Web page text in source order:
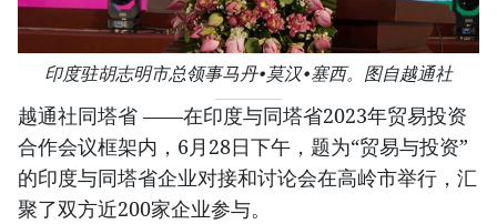
印度驻胡志明市总领事马丹•莫汉•塞西。图自越通社
越通社同塔省 ——在印度与同塔省2023年贸易投资
合作会议框架内，6月28日下午，题为“贸易与投资”
的印度与同塔省企业对接和讨论会在高岭市举行，汇
聚了双方近200家企业参与。